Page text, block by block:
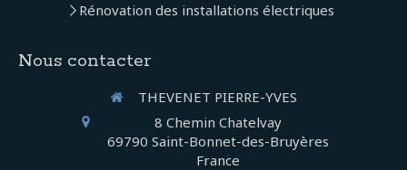
Rénovation des installations électriques
Nous contacter
THEVENET PIERRE-YVES
8 Chemin Chatelvay
69790 Saint-Bonnet-des-Bruyères
France